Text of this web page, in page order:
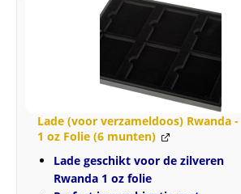
Lade (voor verzameldoos) Rwanda -
1 oz Folie (6 munten)
Lade geschikt voor de zilveren
Rwanda 1 oz folie